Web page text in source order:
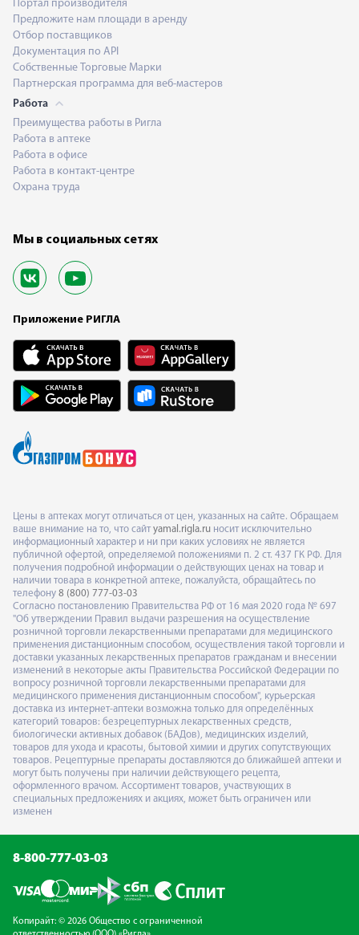
Портал производителя
Предложите нам площади в аренду
Отбор поставщиков
Документация по API
Собственные Торговые Марки
Партнерская программа для веб-мастеров
Работа
Преимущества работы в Ригла
Работа в аптеке
Работа в офисе
Работа в контакт-центре
Охрана труда
Мы в социальных сетях
Приложение РИГЛА
Цены в аптеках могут отличаться от цен, указанных на сайте. Обращаем
ваше внимание на то, что сайт yamal.rigla.ru носит исключительно
информационный характер и ни при каких условиях не является
публичной офертой, определяемой положениями п. 2 ст. 437 ГК РФ. Для
получения подробной информации о действующих ценах на товар и
наличии товара в конкретной аптеке, пожалуйста, обращайтесь по
телефону 8 (800) 777-03-03
Согласно постановлению Правительства РФ от 16 мая 2020 года № 697
"Об утверждении Правил выдачи разрешения на осуществление
розничной торговли лекарственными препаратами для медицинского
применения дистанционным способом, осуществления такой торговли и
доставки указанных лекарственных препаратов гражданам и внесении
изменений в некоторые акты Правительства Российской Федерации по
вопросу розничной торговли лекарственными препаратами для
медицинского применения дистанционным способом", курьерская
доставка из интернет-аптеки возможна только для определённых
категорий товаров: безрецептурных лекарственных средств,
биологически активных добавок (БАДов), медицинских изделий,
товаров для ухода и красоты, бытовой химии и других сопутствующих
товаров. Рецептурные препараты доставляются до ближайшей аптеки и
могут быть получены при наличии действующего рецепта,
оформленного врачом. Ассортимент товаров, участвующих в
специальных предложениях и акциях, может быть ограничен или
изменен
8-800-777-03-03
Копирайт: © 2026 Общество с ограниченной